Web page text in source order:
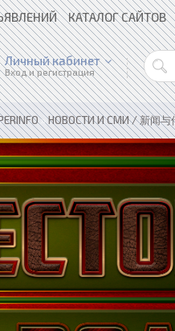
КАТАЛОГ САЙТОВ
Личный кабинет
Вход и регистрация
»НОВОСТИ И СМИ / 新闻与